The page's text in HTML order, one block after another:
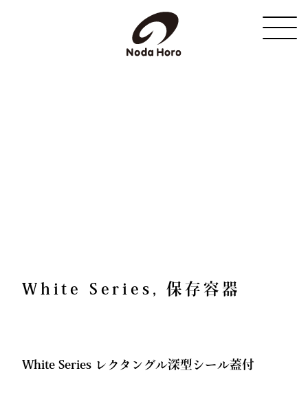
White Series, 保存容器
White Series レクタングル深型シール蓋付